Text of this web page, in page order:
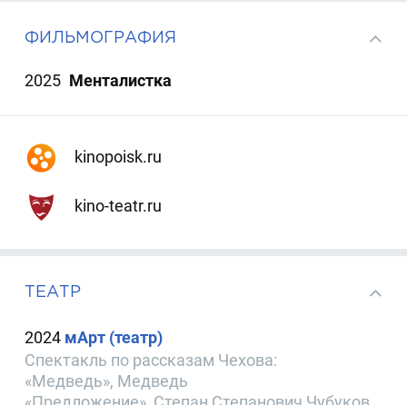
ФИЛЬМОГРАФИЯ
2025 Менталистка
kinopoisk.ru
kino-teatr.ru
ТЕАТР
2024 мАрт (театр)
Спектакль по рассказам Чехова:
«Медведь», Медведь